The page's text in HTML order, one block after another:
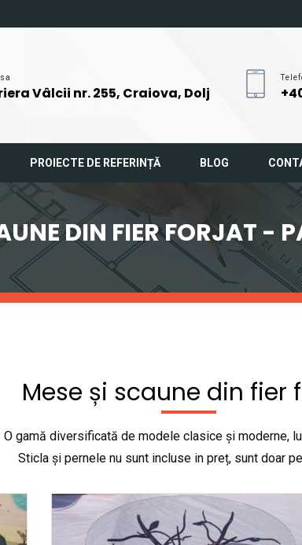
Vâlcii nr. 255, Craiova, Dolj
PROIECTE DE REFERINȚĂ BLOG
DIN FIER FORJAT -
Mese și scaune din fier
O gamă diversificată de modele clasice și moderne,
Sticla și pernele nu sunt incluse in preț, sunt doar